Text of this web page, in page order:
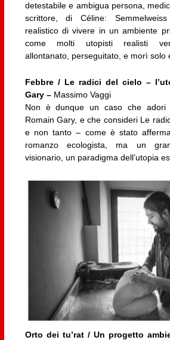
detestabile e ambigua persona,
scrittore, di Céline:
realistico di vivere in un ambiente
come molti utopisti realisti
allontanato, perseguitato, e morì solo
Febbre / Le radici del cielo –
Gary – Massimo Vaggi
Non è dunque un caso che
Romain Gary, e che consideri Le
e non tanto – come è stato
romanzo ecologista, ma un
visionario, un paradigma dell’utopia
Orto dei tu’rat / Un progetto